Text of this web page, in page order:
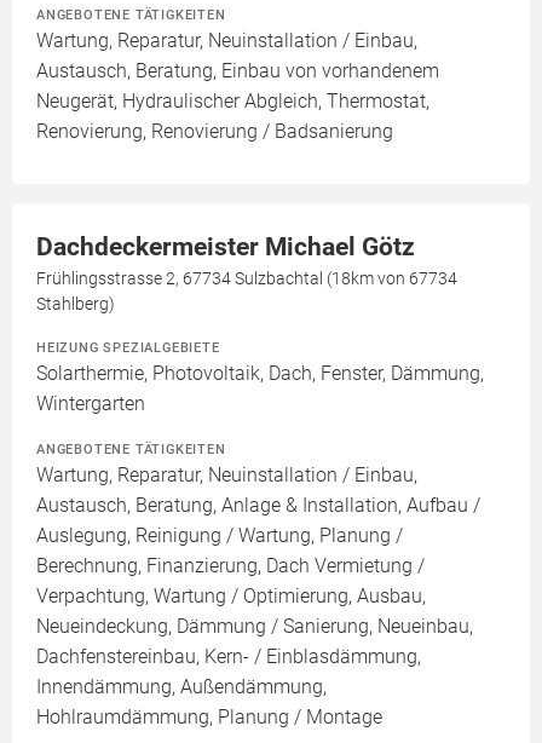
ANGEBOTENE TÄTIGKEITEN
Wartung, Reparatur, Neuinstallation / Einbau,
Austausch, Beratung, Einbau von vorhandenem
Neugerät, Hydraulischer Abgleich, Thermostat,
Renovierung, Renovierung / Badsanierung
Dachdeckermeister Michael Götz
Frühlingsstrasse 2, 67734 Sulzbachtal (18km von 67734
Stahlberg)
HEIZUNG SPEZIALGEBIETE
Solarthermie, Photovoltaik, Dach, Fenster, Dämmung,
Wintergarten
ANGEBOTENE TÄTIGKEITEN
Wartung, Reparatur, Neuinstallation / Einbau,
Austausch, Beratung, Anlage & Installation, Aufbau /
Auslegung, Reinigung / Wartung, Planung /
Berechnung, Finanzierung, Dach Vermietung /
Verpachtung, Wartung / Optimierung, Ausbau,
Neueindeckung, Dämmung / Sanierung, Neueinbau,
Dachfenstereinbau, Kern- / Einblasdämmung,
Innendämmung, Außendämmung,
Hohlraumdämmung, Planung / Montage